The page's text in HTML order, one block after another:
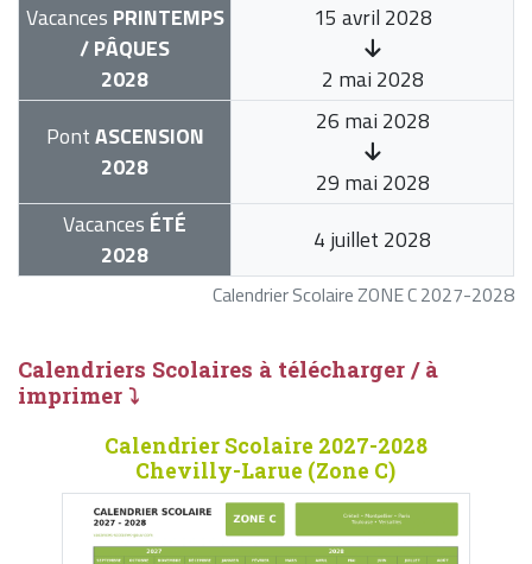
Calendrier Scolaire ZONE C 2027-2028
Vacances PRINTEMPS
/ PÂQUES
2028
15 avril 2028
2 mai 2028
PontASCENSION
2028
26 mai 2028
29 mai 2028
Vacances ÉTÉ
2028
4 juillet 2028
Calendriers Scolaires à télécharger / à
imprimer ⤵
Calendrier Scolaire 2027-2028
Chevilly-Larue (Zone C)